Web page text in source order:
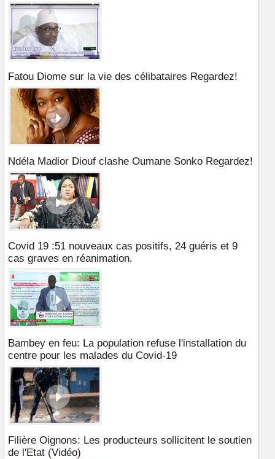
Fatou Diome sur la vie des célibataires Regardez!
Ndéla Madior Diouf clashe Oumane Sonko Regardez!
Covid 19 :51 nouveaux cas positifs, 24 guéris et 9
cas graves en réanimation.
Bambey en feu: La population refuse l'installation du
centre pour les malades du Covid-19
Filière Oignons: Les producteurs sollicitent le soutien
de l'Etat (Vidéo)